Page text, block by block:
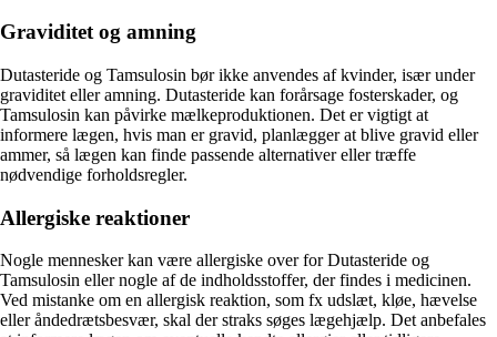
Graviditet og amning
Dutasteride og Tamsulosin bør ikke anvendes af kvinder, især under
graviditet eller amning. Dutasteride kan forårsage fosterskader, og
Tamsulosin kan påvirke mælkeproduktionen. Det er vigtigt at
informere lægen, hvis man er gravid, planlægger at blive gravid eller
ammer, så lægen kan finde passende alternativer eller træffe
nødvendige forholdsregler.
Allergiske reaktioner
Nogle mennesker kan være allergiske over for Dutasteride og
Tamsulosin eller nogle af de indholdsstoffer, der findes i medicinen.
Ved mistanke om en allergisk reaktion, som fx udslæt, kløe, hævelse
eller åndedrætsbesvær, skal der straks søges lægehjælp. Det anbefales